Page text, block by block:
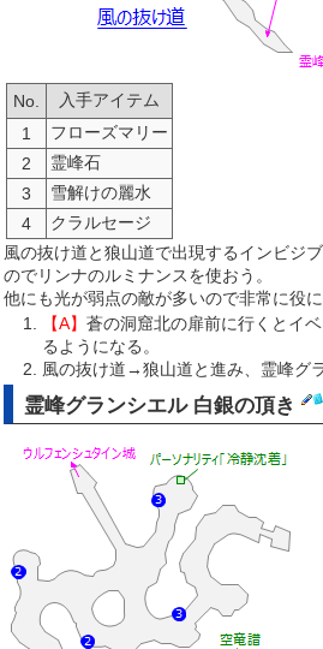
No.
入手アイテム
1
フローズマリー
2
霊峰石
3
雪解けの麗水
4
クラルセージ
風の抜け道と狼山道で出現するインビジ
のでリンナのルミナンスを使おう。
他にも光が弱点の敵が多いので非常に役に
【A】 蒼の洞窟北の扉前に行くとイ
るようになる。
風の抜け道→狼山道と進み、霊峰グ
霊峰グランシエル 白銀の頂き